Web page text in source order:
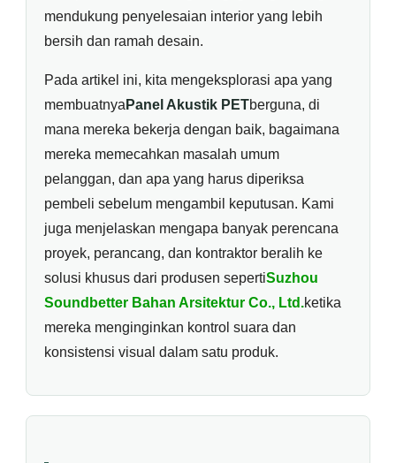
mendukung penyelesaian interior yang lebih
bersih dan ramah desain.
Pada artikel ini, kita mengeksplorasi apa yang
membuatnya Panel Akustik PETberguna, di
mana mereka bekerja dengan baik, bagaimana
mereka memecahkan masalah umum
pelanggan, dan apa yang harus diperiksa
pembeli sebelum mengambil keputusan. Kami
juga menjelaskan mengapa banyak perencana
proyek, perancang, dan kontraktor beralih ke
solusi khusus dari produsen sepertiSuzhou
Soundbetter Bahan Arsitektur Co., Ltd.ketika
mereka menginginkan kontrol suara dan
konsistensi visual dalam satu produk.